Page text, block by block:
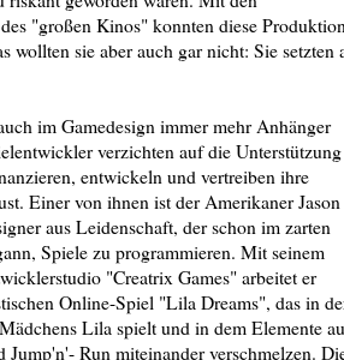
"großen Kinos" konnten diese
wollten sie aber auch gar nicht: Sie setzten
im Gamedesign immer mehr Anhänger
verzichten auf die Unterstützung
entwickeln und vertreiben ihre
Einer von ihnen ist der Amerikaner Jason
aus Leidenschaft, der schon im zarten
Spiele zu programmieren. Mit seinem
"Creatrix Games" arbeitet er
Online-Spiel "Lila Dreams", das in
Lila spielt und in dem Elemente
Jump'n'- Run miteinander verschmelzen.